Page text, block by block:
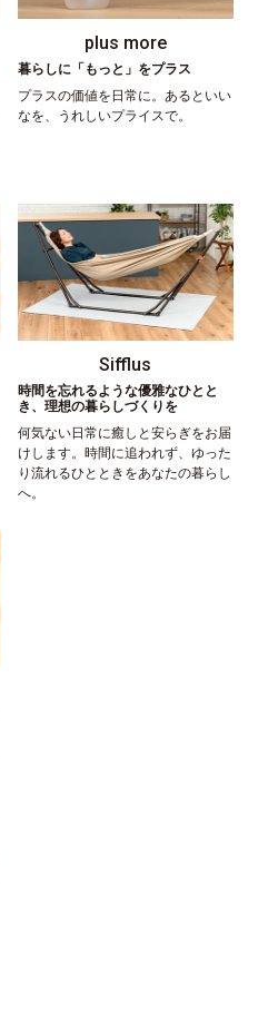
plus more
暮らしに「もっと」をプラス
プラスの価値を日常に。あるといい
なを、うれしいプライスで。
Sifflus
時間を忘れるような優雅なひとと
き、理想の暮らしづくりを
何気ない日常に癒しと安らぎをお届
けします。時間に追われず、ゆった
り流れるひとときをあなたの暮らし
へ。